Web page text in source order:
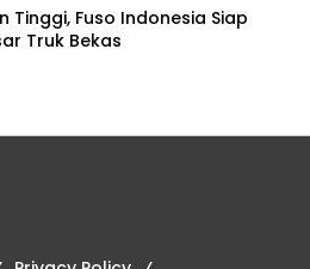
Tinggi, Fuso Indonesia Siap
Truk Bekas